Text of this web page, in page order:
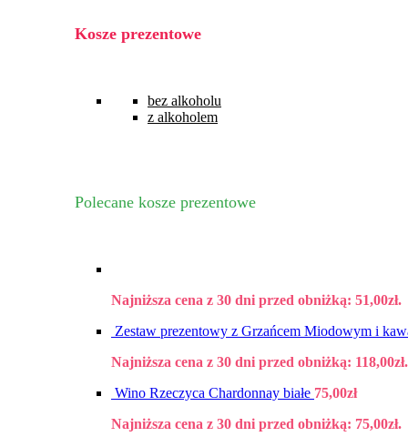
Kosze prezentowe
bez alkoholu
z alkoholem
Polecane kosze prezentowe
Najniższa cena z 30 dni przed obniżką: 51,00zł.
Zestaw prezentowy z Grzańcem Miodowym i
Najniższa cena z 30 dni przed obniżką: 118,00zł.
Wino Rzeczyca Chardonnay białe 75,00zł
Najniższa cena z 30 dni przed obniżką: 75,00zł.